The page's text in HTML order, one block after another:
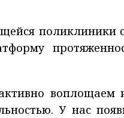
поликлиники
воплощаем
У нас